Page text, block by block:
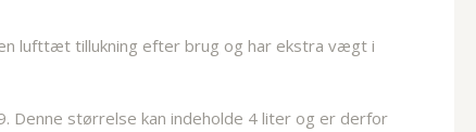
lufttæt tillukning efter brug og har ekstra vægt i
størrelse kan indeholde 4 liter og er derfor